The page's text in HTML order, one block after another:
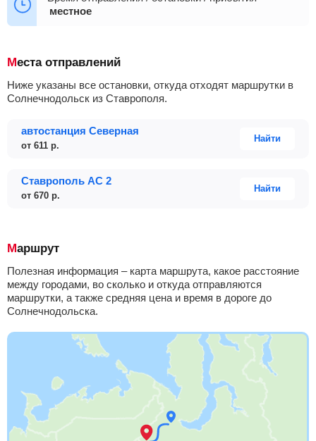
местное
Места отправлений
Ниже указаны все остановки, откуда отходят маршрутки в
Солнечнодольск из Ставрополя.
автостанция Северная
от 611 р.
Найти
Ставрополь АС 2
от 670 р.
Найти
Маршрут
Полезная информация – карта маршрута, какое расстояние
между городами, во сколько и откуда отправляются
маршрутки, а также средняя цена и время в дороге до
Солнечнодольска.